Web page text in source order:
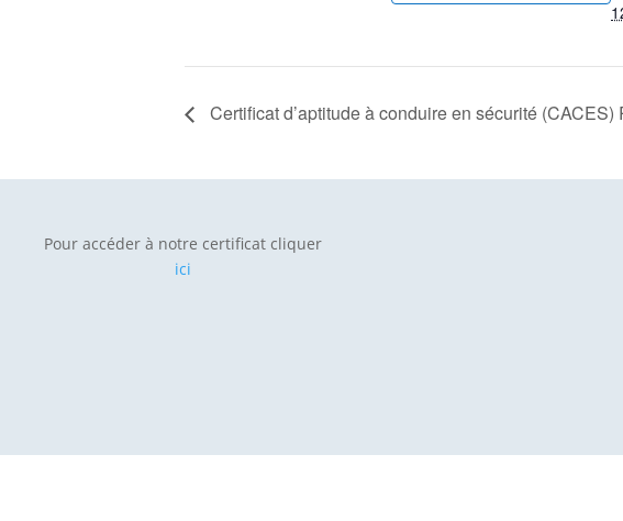
Certificat d’aptitude à conduire en sécurité
Pour accéder à notre certificat cliquer
ici